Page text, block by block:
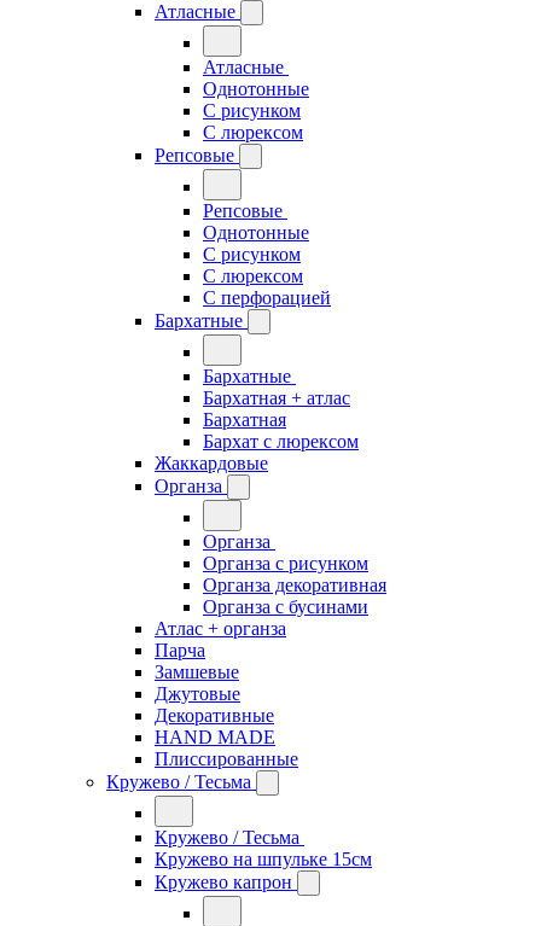
Атласные
Атласные
Однотонные
С рисунком
С люрексом
Репсовые
Репсовые
Однотонные
С рисунком
С люрексом
С перфорацией
Бархатные
Бархатные
Бархатная + атлас
Бархатная
Бархат с люрексом
Жаккардовые
Органза
Органза
Органза с рисунком
Органза декоративная
Органза с бусинами
Атлас + органза
Парча
Замшевые
Джутовые
Декоративные
HAND MADE
Плиссированные
Кружево / Тесьма
Кружево / Тесьма
Кружево на шпульке 15см
Кружево капрон